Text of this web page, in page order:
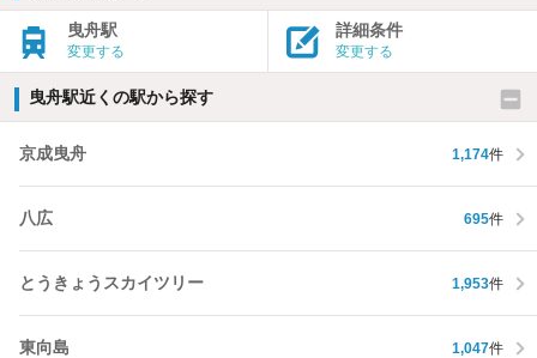
曳舟駅
変更する
詳細条件
変更する
曳舟駅近くの駅から探す
京成曳舟 1,174件
八広 695件
とうきょうスカイツリー 1,953件
東向島 1,047件